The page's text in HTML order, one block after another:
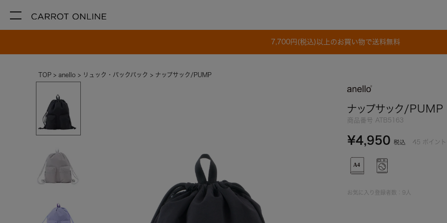
7,700円(税込)以上のお買い物で送料無料
TOP anello リュック・バックパック ナップサック/PUMP
ナップサック/PUMP
商品番号 ATB5163
¥4,950 税込 45 ポイン
お気に入り登録者数： 9 人